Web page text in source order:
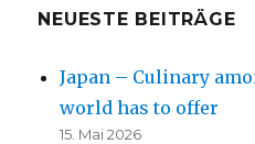
NEUESTE BEITRÄGE
Japan – Culinary
world has to offer
15. Mai 2026